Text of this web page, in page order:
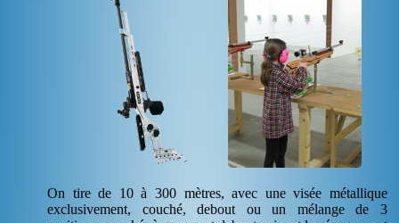
On tire de 10 à 300 mètres, avec une visée métallique
exclusivement, couché, debout ou un mélange de 3